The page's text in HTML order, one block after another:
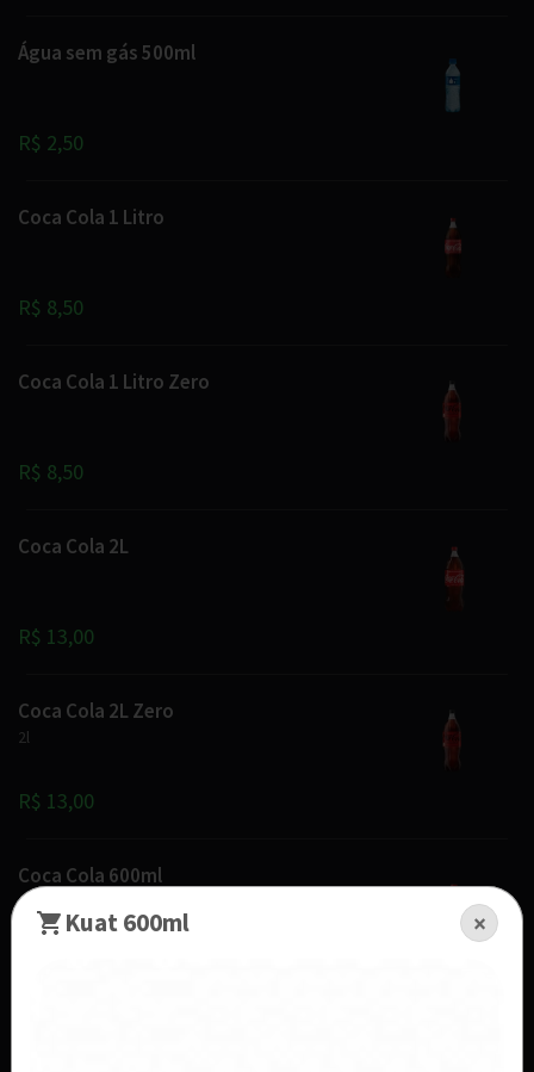
Kuat 600ml ×
Água sem gás 500ml
R$ 2,50
Coca Cola 1 Litro
R$ 8,50
Coca Cola 1 Litro Zero
R$ 8,50
Coca Cola 2L
R$ 13,00
Coca Cola 2L Zero
2l
R$ 13,00
Coca Cola 600ml